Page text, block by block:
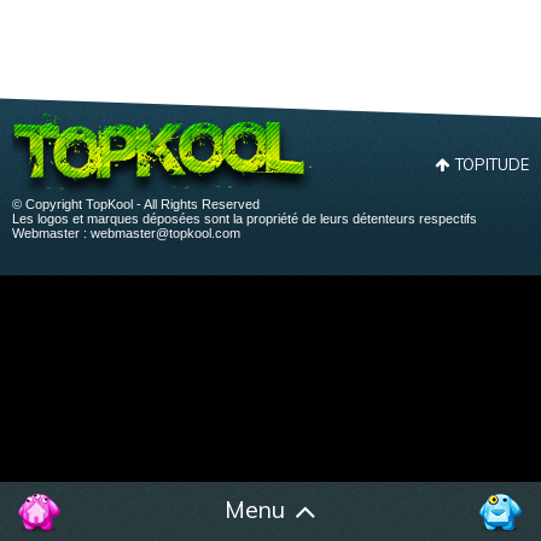
Menu
TOPITUDE
© Copyright TopKool - All Rights Reserved
Les logos et marques déposées sont la propriété de leurs détenteurs respectifs
Webmaster : webmaster@topkool.com